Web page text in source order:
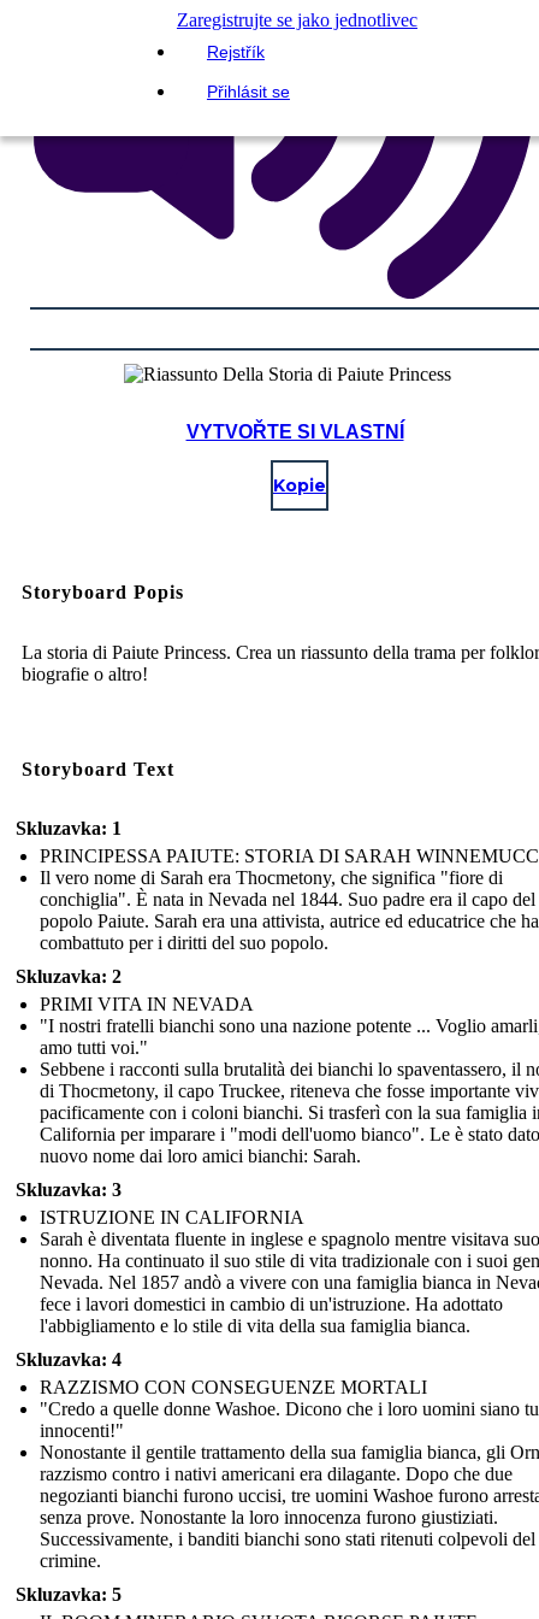
Zaregistrujte se jako jednotlivec
Rejstřík
Přihlásit se
VYTVOŘTE SI VLASTNÍ
Kopie
Storyboard Popis
La storia di Paiute Princess. Crea un riassunto della trama per
biografie o altro!
Storyboard Text
Skluzavka: 1
PRINCIPESSA PAIUTE: STORIA DI SARAH
Il vero nome di Sarah era Thocmetony, che significa "fiore di
conchiglia". È nata in Nevada nel 1844. Suo padre era il capo del
popolo Paiute. Sarah era una attivista, autrice ed educatrice che ha
combattuto per i diritti del suo popolo.
Skluzavka: 2
PRIMI VITA IN NEVADA
"I nostri fratelli bianchi sono una nazione potente ... Voglio
amo tutti voi."
Sebbene i racconti sulla brutalità dei bianchi lo spaventassero, il
di Thocmetony, il capo Truckee, riteneva che fosse importante
pacificamente con i coloni bianchi. Si trasferì con la sua famiglia
California per imparare i "modi dell'uomo bianco". Le è stato
nuovo nome dai loro amici bianchi: Sarah.
Skluzavka: 3
ISTRUZIONE IN CALIFORNIA
Sarah è diventata fluente in inglese e spagnolo mentre visitava suo
nonno. Ha continuato il suo stile di vita tradizionale con i suoi
Nevada. Nel 1857 andò a vivere con una famiglia bianca in
fece i lavori domestici in cambio di un'istruzione. Ha adottato
l'abbigliamento e lo stile di vita della sua famiglia bianca.
Skluzavka: 4
RAZZISMO CON CONSEGUENZE MORTALI
"Credo a quelle donne Washoe. Dicono che i loro uomini siano
innocenti!"
Nonostante il gentile trattamento della sua famiglia bianca, gli
razzismo contro i nativi americani era dilagante. Dopo che due
negozianti bianchi furono uccisi, tre uomini Washoe furono
senza prove. Nonostante la loro innocenza furono giustiziati.
Successivamente, i banditi bianchi sono stati ritenuti colpevoli del
crimine.
Skluzavka: 5